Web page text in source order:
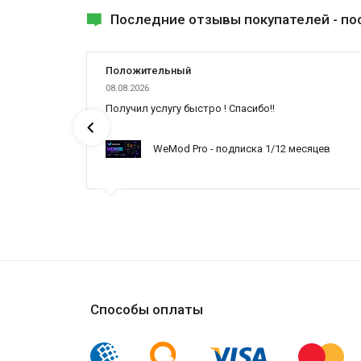
Последние отзывы покупателей -
Положительный
08.08.2026
Получил услугу быстро ! Спасибо!!
WeMod Pro - подписка 1/12 месяцев
Способы оплаты